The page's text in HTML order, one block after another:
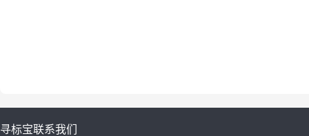
寻标宝联系我们